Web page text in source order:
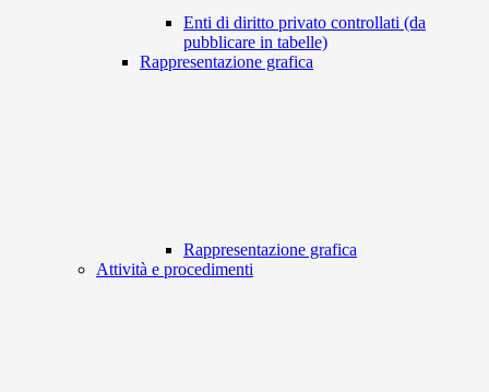
Enti di diritto privato controllati (da
pubblicare in tabelle)
Rappresentazione grafica
Rappresentazione grafica
Attività e procedimenti